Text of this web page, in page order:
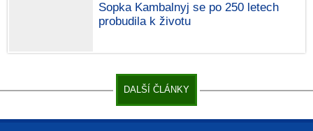
Sopka Kambalnyj se po 250 letech
probudila k životu
DALŠÍ ČLÁNKY